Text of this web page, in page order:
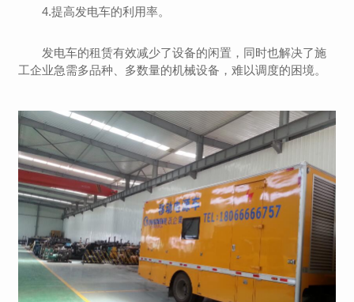
4.提高发电车的利用率。
发电车的租赁有效减少了设备的闲置，同时也解决了施
工企业急需多品种、多数量的机械设备，难以调度的困境。